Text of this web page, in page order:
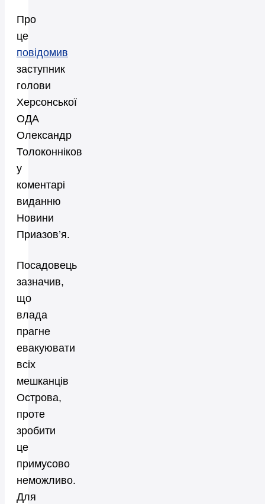
Про
це
повідомив
заступник
голови
Херсонської
ОДА
Олександр
Толоконніков
у
коментарі
виданню
Новини
Приазов’я.
Посадовець
зазначив,
що
влада
прагне
евакуювати
всіх
мешканців
Острова,
проте
зробити
це
примусово
неможливо.
Для